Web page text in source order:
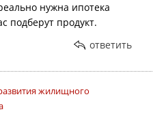
нужна ипотека
подберут продукт.
ответить
жилищного